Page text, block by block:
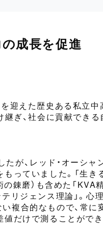
成長を促進
を迎えた歴史ある私立中
継ぎ、社会に貢献でき
が、レッド・オーシ
も っていました。「生
の錬磨） も含めた「KVA
リジェンス理論」。心
複合的なもので、常に
値だけで測ることが